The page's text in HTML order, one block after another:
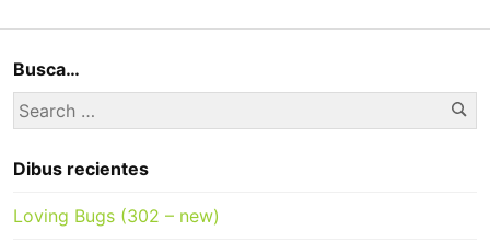
Busca…
Search
for:
Dibus recientes
Loving Bugs (302 – new)